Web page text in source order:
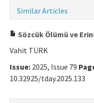
Similar Articles
Sözcük Ölümü ve
Vahit TÜRK
Issue: 2025, Issue 79
10.32925/tday.2025.133